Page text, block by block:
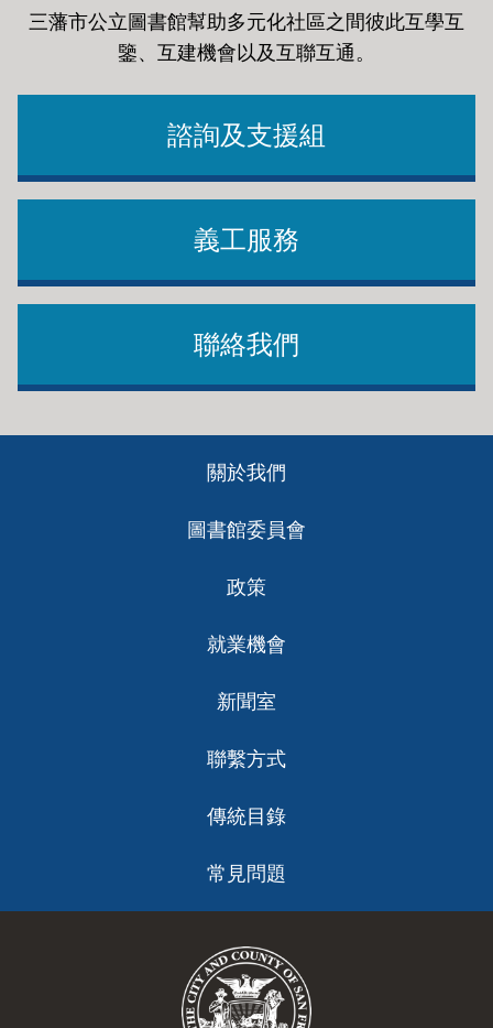
三藩市公立圖書館幫助多元化社區之間彼此互學互
鑒、互建機會以及互聯互通。
諮詢及支援組
義工服務
聯絡我們
關於我們
圖書館委員會
政策
就業機會
新聞室
聯繫方式
傳統目錄
常見問題